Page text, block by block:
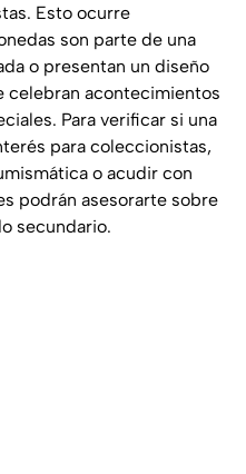
Esto ocurre
son parte de una
o presentan un diseño
celebran acontecimientos
Para verificar si una
para coleccionistas,
o acudir con
podrán asesorarte sobre
secundario.